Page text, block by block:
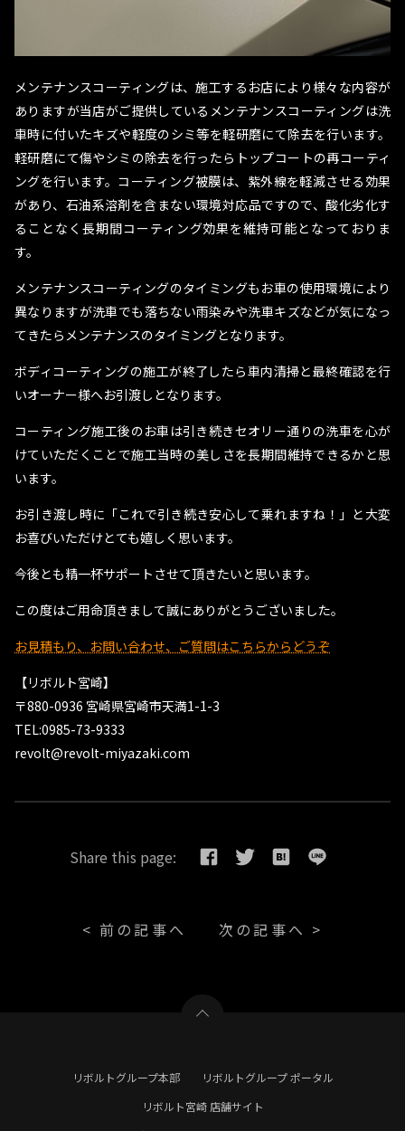
メンテナンスコーティングは、施工するお店により様々な内容が
ありますが当店がご提供しているメンテナンスコーティングは洗
車時に付いたキズや軽度のシミ等を軽研磨にて除去を行います。
軽研磨にて傷やシミの除去を行ったらトップコートの再コーティ
ングを行います。コーティング被膜は、紫外線を軽減させる効果
があり、石油系溶剤を含まない環境対応品ですので、酸化劣化す
ることなく長期間コーティング効果を維持可能となっておりま
す。
メンテナンスコーティングのタイミングもお車の使用環境により
異なりますが洗車でも落ちない雨染みや洗車キズなどが気になっ
てきたらメンテナンスのタイミングとなります。
ボディコーティングの施工が終了したら車内清掃と最終確認を行
いオーナー様へお引渡しとなります。
コーティング施工後のお車は引き続きセオリー通りの洗車を心が
けていただくことで施工当時の美しさを長期間維持できるかと思
います。
お引き渡し時に「これで引き続き安心して乗れますね！」と大変
お喜びいただけとても嬉しく思います。
今後とも精一杯サポートさせて頂きたいと思います。
この度はご用命頂きまして誠にありがとうございました。
お見積もり、お問い合わせ、ご質問はこちらからどうぞ
【リボルト宮崎】
〒880-0936 宮崎県宮崎市天満1-1-3
TEL:0985-73-9333
revolt@revolt-miyazaki.com
Share this page:
< 前の記事へ 次の記事へ >
リボルトグループ本部
リボルトグループ ポータル
リボルト宮崎 店舗サイト